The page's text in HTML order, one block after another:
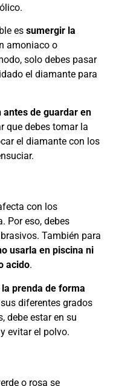
es sumergir la
amoniaco o
solo debes pasar
el diamante para
antes de guardar en
que debes tomar la
el diamante con los
con los
Por eso, debes
También para
usarla en piscina ni
acido.
prenda de forma
diferentes grados
debe estar en su
evitar el polvo.
o rosa se